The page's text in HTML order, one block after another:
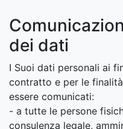
dei dati
I Suoi dati personali ai
contratto e per le
essere comunicati:
- a tutte le persone
consulenza legale,